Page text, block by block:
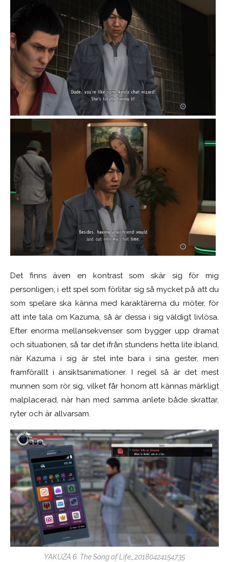
Det finns även en kontrast som skär sig för mig
personligen; i ett spel som förlitar sig så mycket på att du
som spelare ska känna med karaktärerna du möter, för
att inte tala om Kazuma, så är dessa i sig väldigt livlösa.
Efter enorma mellansekvenser som bygger upp dramat
och situationen, så tar det ifrån stundens hetta lite ibland,
när Kazuma i sig är stel inte bara i sina gester, men
framförallt i ansiktsanimationer. I regel så är det mest
munnen som rör sig, vilket får honom att kännas märkligt
malplacerad, när han med samma anlete både skrattar,
ryter och är allvarsam.
YAKUZA 6: The Song of Life_20180424154735